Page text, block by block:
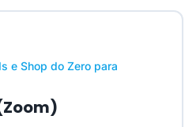
e Shop do Zero para